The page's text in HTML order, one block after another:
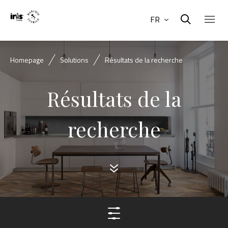
FR
Homepage Solutions Résultats de la recherche
Résultats de la
recherche